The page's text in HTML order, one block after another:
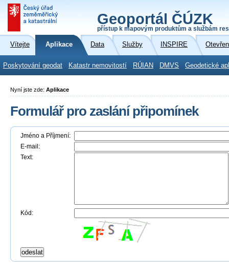
Geoportál ČÚZK
přístup k mapovým produktům a službám
Vítejte Aplikace Data Služby INSPIRE
Poskytování geodat Katastr nemovitostí RÚIAN DMVS Geodetické
Nyní jste zde: Aplikace
Formulář pro zaslání připomínek
Jméno a Příjmení:
E-mail:
Text:
Kód: